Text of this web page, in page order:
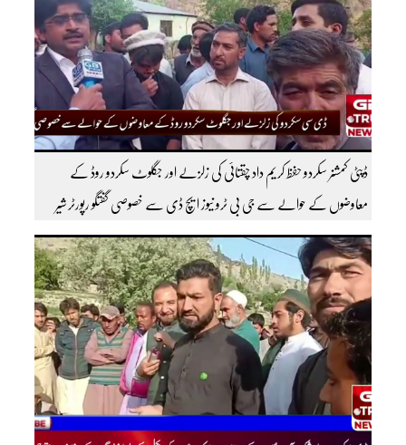
ڈپٹی کمشنر سکردو حفظ کریم داد چقتائی کی زلزلے اور جگلوٹ سکردو روڈ کے
معاوضوں کے حوالے سے جی بی ٹرو نیوز ایچ ڈی سے خصوصی گفتگو رپورٹر شیر
افضل روندو